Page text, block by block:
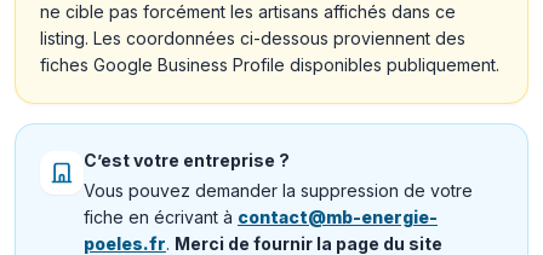
ne cible pas forcément les artisans affichés dans ce
listing. Les coordonnées ci-dessous proviennent des
fiches Google Business Profile disponibles publiquement.
C’est votre entreprise ?
Vous pouvez demander la suppression de votre
fiche en écrivant à contact@mb-energie-
poeles.fr. Merci de fournir la page du site